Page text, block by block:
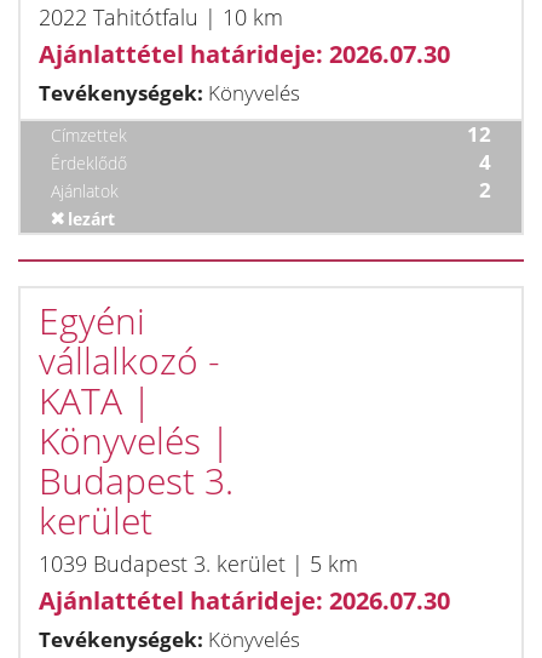
2022 Tahitótfalu | 10 km
Ajánlattétel határideje: 2026.07.30
Tevékenységek: Könyvelés
Címzettek 12
Érdeklődő 4
Ajánlatok 2
lezárt
Egyéni
vállalkozó -
KATA |
Könyvelés |
Budapest 3.
kerület
1039 Budapest 3. kerület | 5 km
Ajánlattétel határideje: 2026.07.30
Tevékenységek: Könyvelés